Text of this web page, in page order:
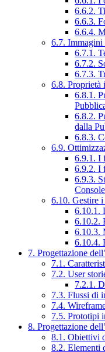
6.6.2.
6.6.3.
6.6.4.
6.7. Immagini
6.7.1.
6.7.2.
6.7.3.
6.8. Proprietà
6.8.1.
6.8.2.
dalla
6.8.3.
6.9.
6.9.1. I
6.9.2. I
6.9.3.
Console
6.10. Gestire
6.10.1.
6.10.2.
6.10.3.
6.10.4.
7. Progettazione
7.1.
7.2. User
7.2.1.
7.3. Flussi di
7.4.
7.5. Prototipi
8. Progettazione
8.1. Obiettivi
8.2. Elementi